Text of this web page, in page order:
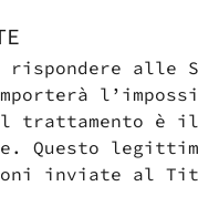
alle
trattamento
Questo
inviate al